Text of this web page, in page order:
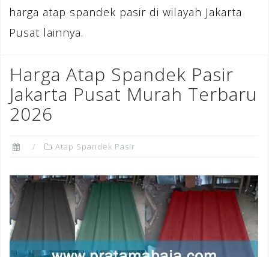
harga atap spandek pasir di wilayah Jakarta
Pusat lainnya.
Harga Atap Spandek Pasir
Jakarta Pusat Murah Terbaru
2026
Atap Spandek Pasir